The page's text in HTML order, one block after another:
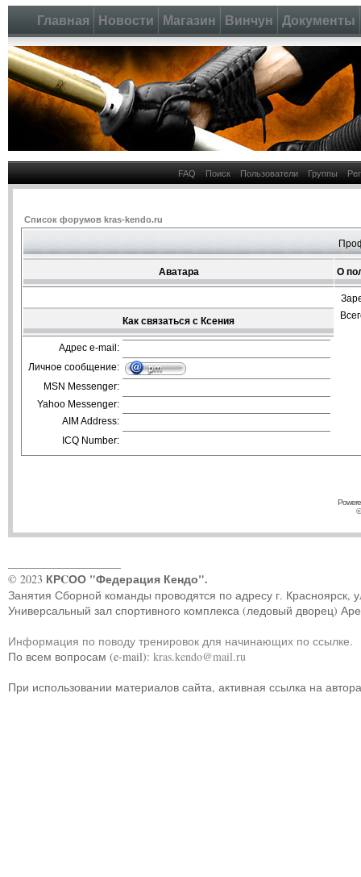
Главная Новости Магазин Винчун Документы
FAQ Поиск Пользователи Группы
Список форумов kras-kendo.ru
Аватара О
Как связаться с Ксения
Адрес e-mail:
Личное сообщение:
MSN Messenger:
Yahoo Messenger:
AIM Address:
ICQ Number:
© 2023 КРCОО "Федерация Кендо".
Занятия Сборной команды проводятся по адресу г. Красноярск,
Универсальный зал спортивного комплекса (ледовый дворец)
Информация по поводу тренировок для начинающих по ссылке.
По всем вопросам (e-mail): kras.kendo@mail.ru
При использовании материалов сайта, активная ссылка на